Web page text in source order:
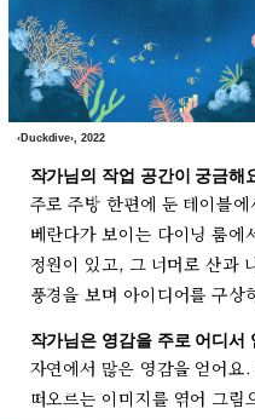
‹Duckdive›, 2022
작가님의 작업 공간이 궁금해
주로 주방 한편에 둔 테이블
베란다가 보이는 다이닝 룸에
정원이 있고, 그 너머로 산과
풍경을 보며 아이디어를 구상
작가님은 영감을 주로 어디서
자연에서 많은 영감을 얻어
떠오르는 이미지를 엮어 그림